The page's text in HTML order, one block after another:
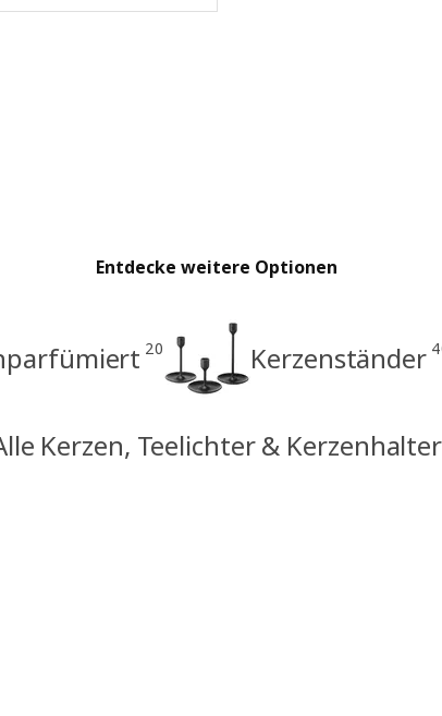
Entdecke weitere Optionen
20 Kerzenständer
Kerzen, Teelichter & Kerzenhalter